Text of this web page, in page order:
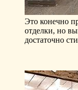
Это конечно
отделки, но
достаточно